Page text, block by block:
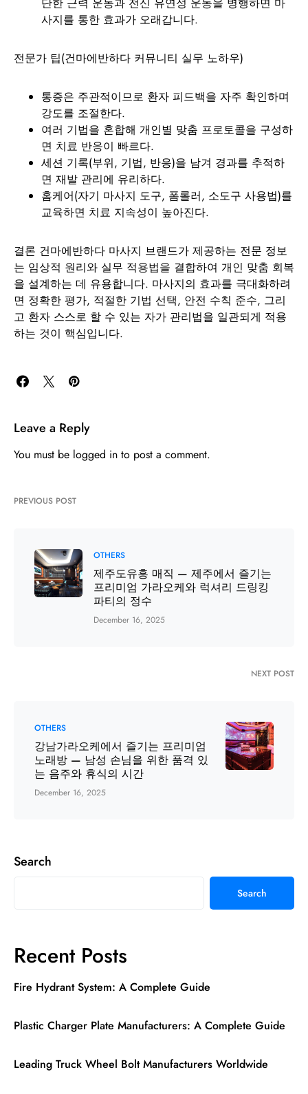
사지를 통한 효과가 오래갑니다.
전문가 팁(건마에반하다 커뮤니티 실무 노하우)
통증은 주관적이므로 환자 피드백을 자주 확인하며
강도를 조절한다.
여러 기법을 혼합해 개인별 맞춤 프로토콜을 구성하
면 치료 반응이 빠르다.
세션 기록(부위, 기법, 반응)을 남겨 경과를 추적하
면 재발 관리에 유리하다.
홈케어(자기 마사지 도구, 폼롤러, 소도구 사용법)를
교육하면 치료 지속성이 높아진다.
결론 건마에반하다 마사지 브랜드가 제공하는 전문 정보
는 임상적 원리와 실무 적용법을 결합하여 개인 맞춤 회복
을 설계하는 데 유용합니다. 마사지의 효과를 극대화하려
면 정확한 평가, 적절한 기법 선택, 안전 수칙 준수, 그리
고 환자 스스로 할 수 있는 자가 관리법을 일관되게 적용
하는 것이 핵심입니다.
Leave a Reply
You must be logged in to post a comment.
PREVIOUS POST
OTHERS
제주도유흥 매직 — 제주에서 즐기는
프리미엄 가라오케와 럭셔리 드링킹
파티의 정수
December 16, 2025
NEXT POST
OTHERS
강남가라오케에서 즐기는 프리미엄
노래방 — 남성 손님을 위한 품격 있
는 음주와 휴식의 시간
December 16, 2025
Search
Search
Recent Posts
Fire Hydrant System: A Complete Guide
Plastic Charger Plate Manufacturers: A Complete Guide
Leading Truck Wheel Bolt Manufacturers Worldwide